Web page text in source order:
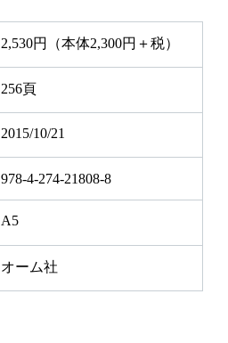
2,530円（本体2,300円＋税）
256頁
2015/10/21
978-4-274-21808-8
A5
オーム社